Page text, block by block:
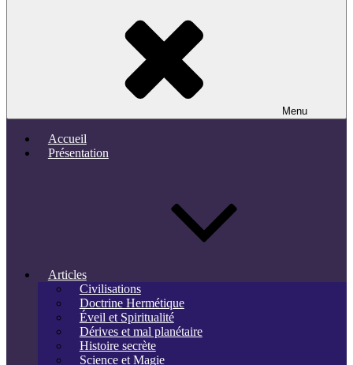
Menu
Accueil
Présentation
Articles
Civilisations
Doctrine Hermétique
Éveil et Spiritualité
Dérives et mal planétaire
Histoire secrète
Science et Magie